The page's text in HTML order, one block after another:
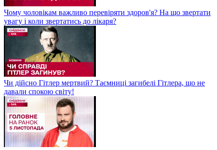
Чому чоловікам важливо перевіряти здоров'я? На що звертати
увагу і коли звертатись до лікаря?
Чи дійсно Гітлер мертвий? Таємниці загибелі Гітлера, що не
давали спокою світу!